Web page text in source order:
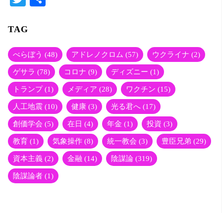
tte
r
TAG
べらぼう (48) アドレノクロム (57) ウクライナ (2)
ゲサラ (78) コロナ (9) ディズニー (1)
トランプ(1) メディア (28) ワクチン (15)
人工地震 (10) 健康 (3) 光る君へ (17)
創価学会 (5) 在日 (4) 年金 (1) 投資 (3)
教育 (1) 気象操作 (8) 統一教会 (3) 豊臣兄弟 (29)
資本主義 (2) 金融 (14) 陰謀論 (319)
陰謀論者 (1)